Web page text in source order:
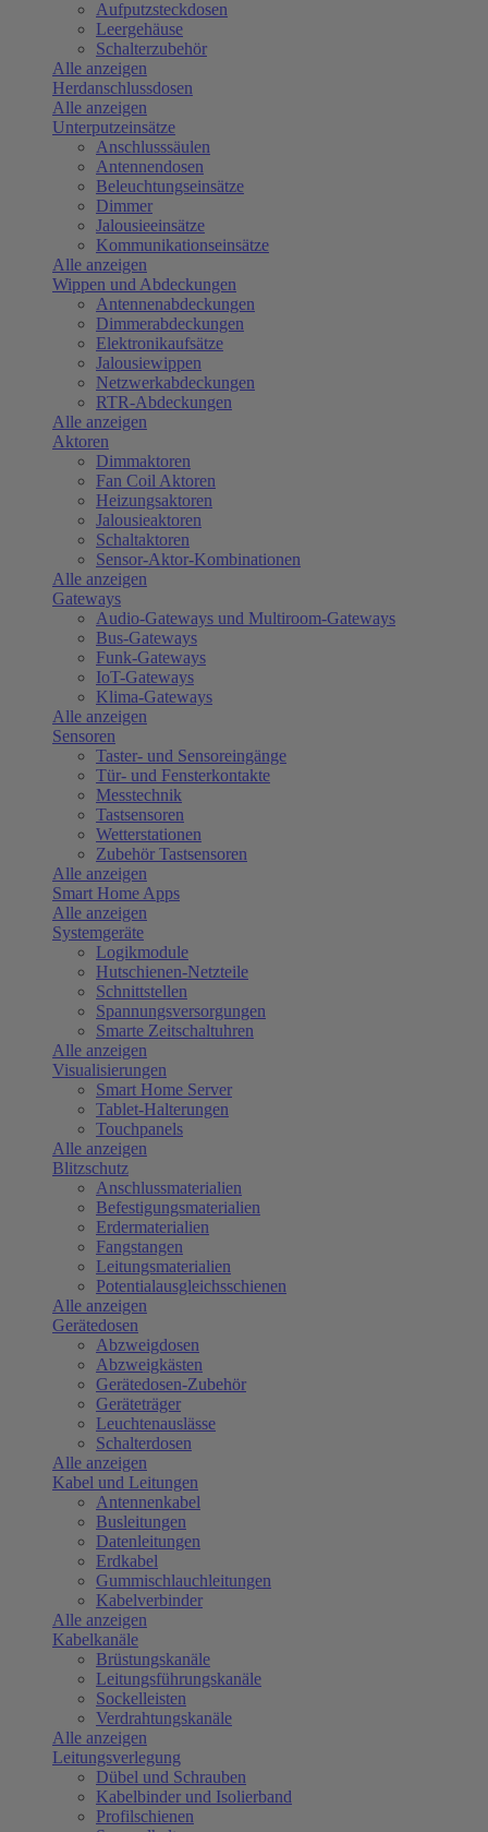
Aufputzsteckdosen
Leergehäuse
Schalterzubehör
Alle anzeigen
Herdanschlussdosen
Alle anzeigen
Unterputzeinsätze
Anschlusssäulen
Antennendosen
Beleuchtungseinsätze
Dimmer
Jalousieeinsätze
Kommunikationseinsätze
Alle anzeigen
Wippen und Abdeckungen
Antennenabdeckungen
Dimmerabdeckungen
Elektronikaufsätze
Jalousiewippen
Netzwerkabdeckungen
RTR-Abdeckungen
Alle anzeigen
Aktoren
Dimmaktoren
Fan Coil Aktoren
Heizungsaktoren
Jalousieaktoren
Schaltaktoren
Sensor-Aktor-Kombinationen
Alle anzeigen
Gateways
Audio-Gateways und Multiroom-Gateways
Bus-Gateways
Funk-Gateways
IoT-Gateways
Klima-Gateways
Alle anzeigen
Sensoren
Taster- und Sensoreingänge
Tür- und Fensterkontakte
Messtechnik
Tastsensoren
Wetterstationen
Zubehör Tastsensoren
Alle anzeigen
Smart Home Apps
Alle anzeigen
Systemgeräte
Logikmodule
Hutschienen-Netzteile
Schnittstellen
Spannungsversorgungen
Smarte Zeitschaltuhren
Alle anzeigen
Visualisierungen
Smart Home Server
Tablet-Halterungen
Touchpanels
Alle anzeigen
Blitzschutz
Anschlussmaterialien
Befestigungsmaterialien
Erdermaterialien
Fangstangen
Leitungsmaterialien
Potentialausgleichsschienen
Alle anzeigen
Gerätedosen
Abzweigdosen
Abzweigkästen
Gerätedosen-Zubehör
Geräteträger
Leuchtenauslässe
Schalterdosen
Alle anzeigen
Kabel und Leitungen
Antennenkabel
Busleitungen
Datenleitungen
Erdkabel
Gummischlauchleitungen
Kabelverbinder
Alle anzeigen
Kabelkanäle
Brüstungskanäle
Leitungsführungskanäle
Sockelleisten
Verdrahtungskanäle
Alle anzeigen
Leitungsverlegung
Dübel und Schrauben
Kabelbinder und Isolierband
Profilschienen